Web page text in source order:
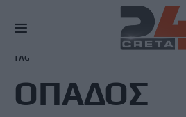
TAG
ΟΠΑΔΟΣ